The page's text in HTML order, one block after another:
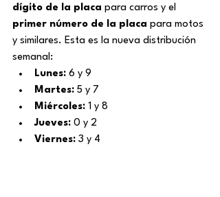
dígito de la placa para carros y el
primer número de la placa para motos
y similares. Esta es la nueva distribución
semanal:
Lunes: 6 y 9
Martes: 5 y 7
Miércoles: 1 y 8
Jueves: 0 y 2
Viernes: 3 y 4